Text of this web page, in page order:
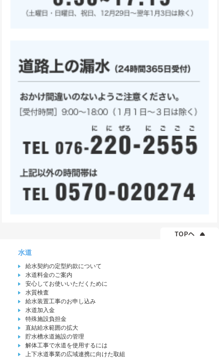
水道
給水契約の定型約款について
水道料金のご案内
安心してお使いいただくために
水質検査
給水装置工事のお申し込み
水道加入金
特殊施設負担金
直結給水範囲の拡大
貯水槽水道施設の管理
解体工事で水道を使用するには
上下水道事業の広域連携に向けた取組